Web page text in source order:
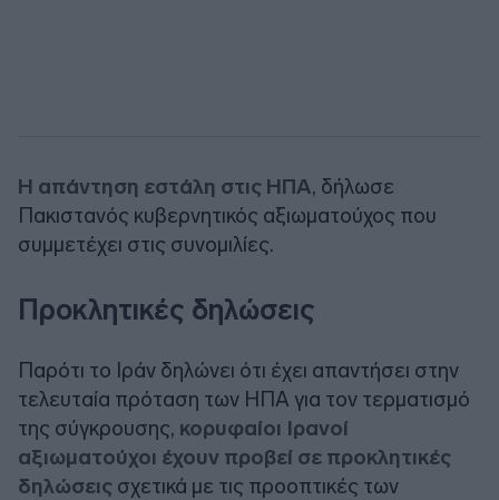
Η απάντηση εστάλη στις ΗΠΑ, δήλωσε
Πακιστανός κυβερνητικός αξιωματούχος που
συμμετέχει στις συνομιλίες.
Προκλητικές δηλώσεις
Παρότι το Ιράν δηλώνει ότι έχει απαντήσει στην
τελευταία πρόταση των ΗΠΑ για τον τερματισμό
της σύγκρουσης, κορυφαίοι Ιρανοί
αξιωματούχοι έχουν προβεί σε προκλητικές
δηλώσεις σχετικά με τις προοπτικές των